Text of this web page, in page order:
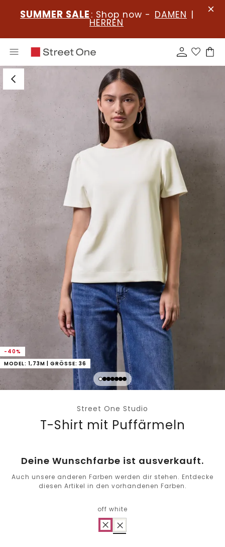
SUMMER SALE : Shop now - DAMEN |
HERREN
-40%
MODEL: 1,73M | GRÖSSE: 36
Street One Studio
T-Shirt mit Puffärmeln
Deine Wunschfarbe ist ausverkauft.
Auch unsere anderen Farben werden dir stehen. Entdecke
diesen Artikel in den vorhandenen Farben.
off white